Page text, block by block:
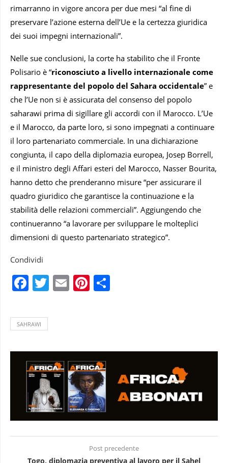
rimarranno in vigore ancora per due mesi “al fine di
preservare l’azione esterna dell’Ue e la certezza giuridica
dei suoi impegni internazionali”.
Nelle sue conclusioni, la corte ha stabilito che il Fronte
Polisario è “riconosciuto a livello internazionale come
rappresentante del popolo del Sahara occidentale” e
che l’Ue non si è assicurata del consenso del popolo
saharawi prima di sigillare gli accordi con il Marocco. L’Ue
e il Marocco, da parte loro, si sono impegnati a continuare
il loro partenariato commerciale. In una dichiarazione
congiunta, il capo della diplomazia europea, Josep Borrell,
e il ministro degli Affari esteri del Marocco, Nasser Bourita,
hanno detto che prenderanno misure “per assicurare il
quadro giuridico che garantisce la continuazione e la
stabilità delle relazioni commerciali”. Aggiungendo che
continueranno “a lavorare per sviluppare le molteplici
dimensioni di questo partenariato strategico”.
Condividi
Facebook
Twitter
EmailPinterest
SAHRAWI
Post precedente
Togo, diplomazia preventiva al lavoro per il Sahel